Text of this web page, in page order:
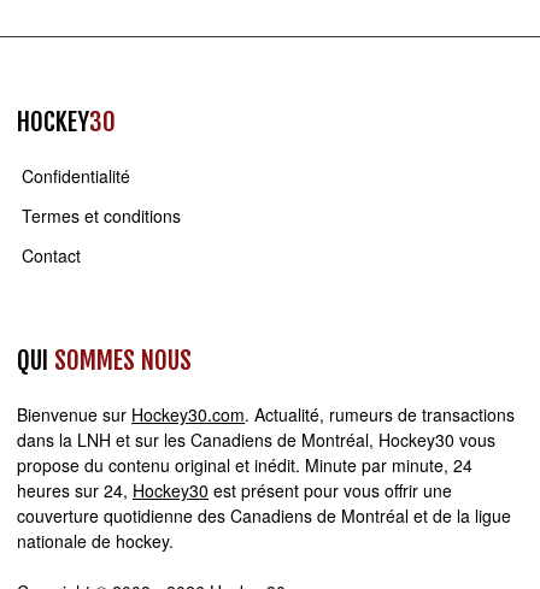
HOCKEY30
Confidentialité
Termes et conditions
Contact
QUI SOMMES NOUS
Bienvenue sur Hockey30.com. Actualité, rumeurs de transactions
dans la LNH et sur les Canadiens de Montréal, Hockey30 vous
propose du contenu original et inédit. Minute par minute, 24
heures sur 24, Hockey30 est présent pour vous offrir une
couverture quotidienne des Canadiens de Montréal et de la ligue
nationale de hockey.